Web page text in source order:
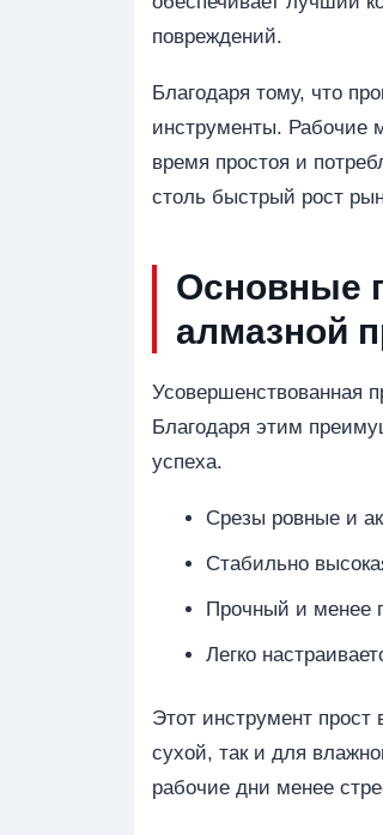
повреждений.
Благодаря тому, что
инструменты. Рабочие
время простоя и
столь быстрый рост
Основные
алмазной
Усовершенствованная
Благодаря этим
успеха.
Срезы ровные и
Стабильно
Прочный и менее
Легко
Этот инструмент
сухой, так и для
рабочие дни менее